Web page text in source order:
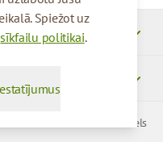
Spiežot uz
sīkfailu politikai.
© 2026 SIA Parcels